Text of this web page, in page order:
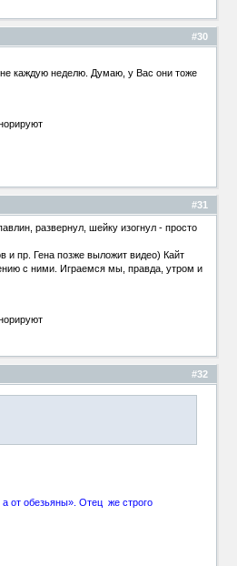
#30
не каждую неделю. Думаю, у Вас они тоже
#31
развернул, шейку изогнул - просто
и пр. Гена позже выложит видео) Кайт
с ними. Играемся мы, правда, утром и
#32
от обезьяны». Отец же строго